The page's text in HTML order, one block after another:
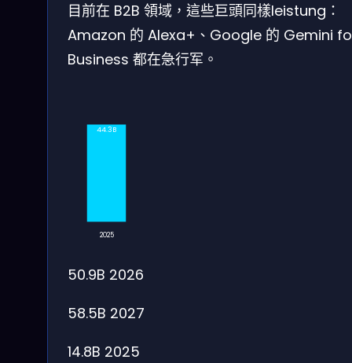
目前在 B2B 領域，這些巨頭同樣leistung：
Amazon 的 Alexa+、Google 的 Gemini
Business 都在急行军。
44.3B
2025
50.9B 2026
58.5B 2027
14.8B 2025